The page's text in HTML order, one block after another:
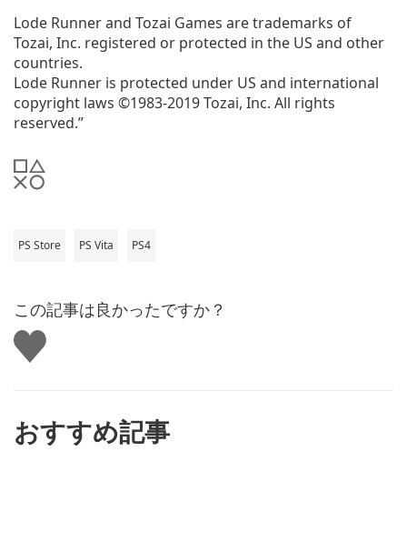
Lode Runner and Tozai Games are trademarks of
Tozai, Inc. registered or protected in the US and other
countries.
Lode Runner is protected under US and international
copyright laws ©1983-2019 Tozai, Inc. All rights
reserved.”
PS Store PS Vita PS4
この記事は良かったですか？
い
い
おすすめ記事